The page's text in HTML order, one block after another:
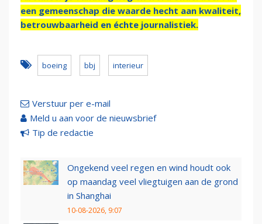
een gemeenschap die waarde hecht aan kwaliteit,
betrouwbaarheid en échte journalistiek.
boeing bbj interieur
Verstuur per e-mail
Meld u aan voor de nieuwsbrief
Tip de redactie
Ongekend veel regen en wind houdt ook
op maandag veel vliegtuigen aan de grond
in Shanghai
10-08-2026, 9:07